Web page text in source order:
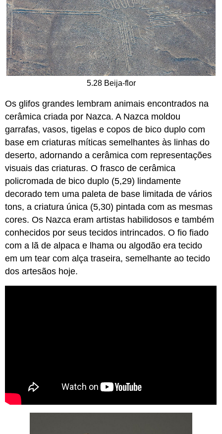
5.28 Beija-flor
Os glifos grandes lembram animais encontrados na
cerâmica criada por Nazca. A Nazca moldou
garrafas, vasos, tigelas e copos de bico duplo com
base em criaturas míticas semelhantes às linhas do
deserto, adornando a cerâmica com representações
visuais das criaturas. O frasco de cerâmica
policromada de bico duplo (5,29) lindamente
decorado tem uma paleta de base limitada de vários
tons, a criatura única (5,30) pintada com as mesmas
cores. Os Nazca eram artistas habilidosos e também
conhecidos por seus tecidos intrincados. O fio fiado
com a lã de alpaca e lhama ou algodão era tecido
em um tear com alça traseira, semelhante ao tecido
dos artesãos hoje.